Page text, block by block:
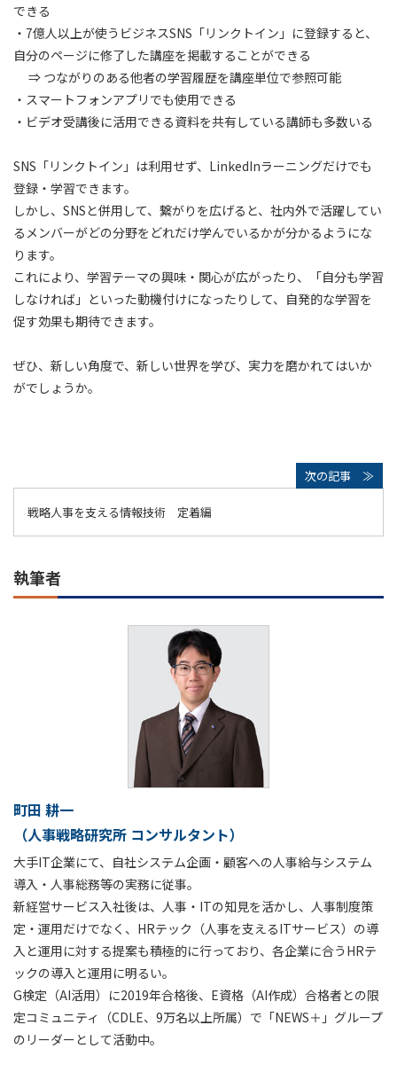
できる
・7億人以上が使うビジネスSNS「リンクトイン」に登録すると、
自分のページに修了した講座を掲載することができる
⇒ つながりのある他者の学習履歴を講座単位で参照可能
・スマートフォンアプリでも使用できる
・ビデオ受講後に活用できる資料を共有している講師も多数いる
SNS「リンクトイン」は利用せず、LinkedInラーニングだけでも
登録・学習できます。
しかし、SNSと併用して、繋がりを広げると、社内外で活躍してい
るメンバーがどの分野をどれだけ学んでいるかが分かるようにな
ります。
これにより、学習テーマの興味・関心が広がったり、「自分も学習
しなければ」といった動機付けになったりして、自発的な学習を
促す効果も期待できます。
ぜひ、新しい角度で、新しい世界を学び、実力を磨かれてはいか
がでしょうか。
戦略人事を支える情報技術 定着編
執筆者
町田 耕一
（人事戦略研究所 コンサルタント）
大手IT企業にて、自社システム企画・顧客への人事給与システム
導入・人事総務等の実務に従事。
新経営サービス入社後は、人事・ITの知見を活かし、人事制度策
定・運用だけでなく、HRテック（人事を支えるITサービス）の導
入と運用に対する提案も積極的に行っており、各企業に合うHRテ
ックの導入と運用に明るい。
G検定（AI活用）に2019年合格後、E資格（AI作成）合格者との限
定コミュニティ（CDLE、9万名以上所属）で「NEWS＋」グループ
のリーダーとして活動中。